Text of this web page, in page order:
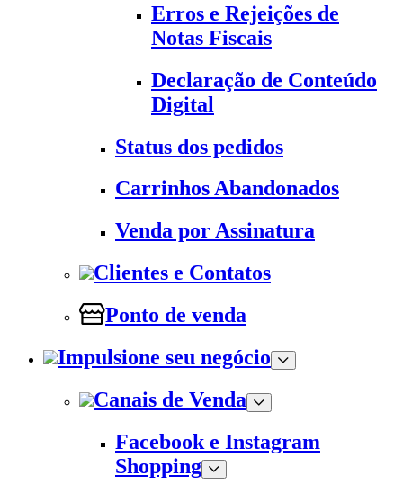
Erros e Rejeições de
Notas Fiscais
Declaração de Conteúdo
Digital
Status dos pedidos
Carrinhos Abandonados
Venda por Assinatura
Clientes e Contatos
Ponto de venda
Impulsione seu negócio
Canais de Venda
Facebook e Instagram
Shopping